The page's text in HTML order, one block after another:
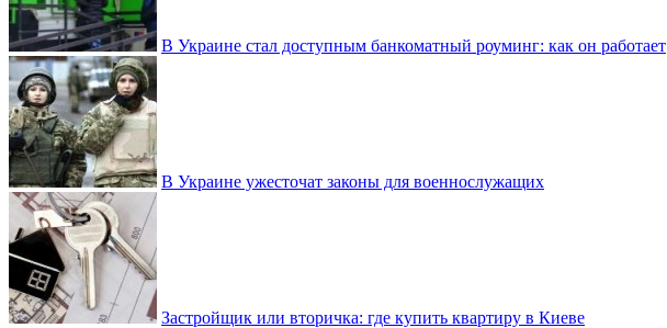
В Украине стал доступным банкоматный роуминг: как он работает
В Украине ужесточат законы для военнослужащих
Застройщик или вторичка: где купить квартиру в Киеве